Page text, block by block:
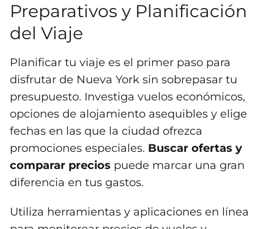
Preparativos y Planificación
del Viaje
Planificar tu viaje es el primer paso para
disfrutar de Nueva York sin sobrepasar tu
presupuesto. Investiga vuelos económicos,
opciones de alojamiento asequibles y elige
fechas en las que la ciudad ofrezca
promociones especiales. Buscar ofertas y
comparar precios puede marcar una gran
diferencia en tus gastos.
Utiliza herramientas y aplicaciones en línea